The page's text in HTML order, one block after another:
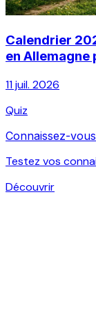
Calendrier
en Allemagne
11 juil. 2026
Quiz
Connaissez-
Testez vos
Découvrir